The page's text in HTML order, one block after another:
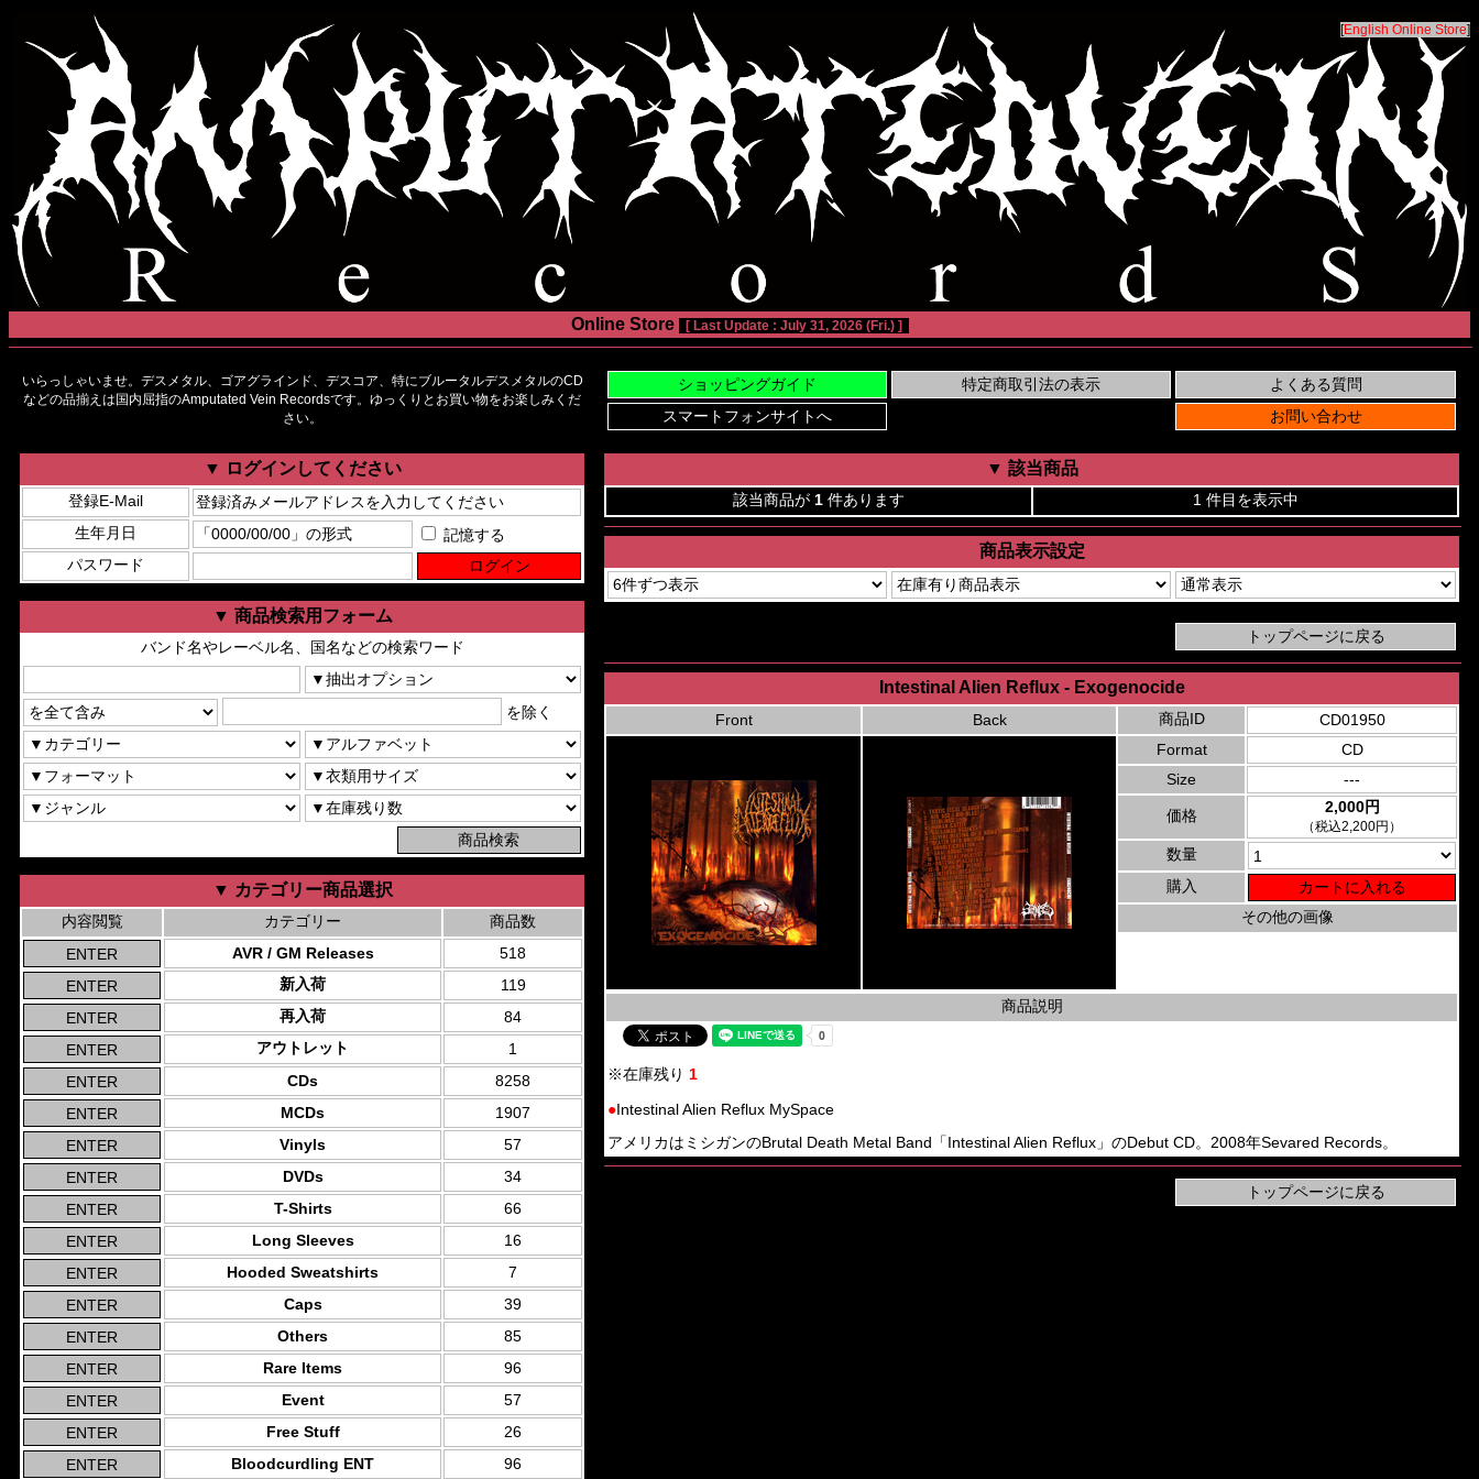
[English Online Store]
Online Store [ Last Update : July 31, 2026 (Fri.) ]
いらっしゃいませ。デスメタル、ゴアグラインド、デスコア、特にブルータルデスメタルのCD
などの品揃えは国内屈指のAmputated Vein Recordsです。ゆっくりとお買い物をお楽しみくだ
さい。
▼ ログインしてください
登録E-Mail
生年月日
記憶する
パスワード
▼ 商品検索用フォーム
バンド名やレーベル名、国名などの検索ワード
を除く
▼ カテゴリー商品選択
内容閲覧 カテゴリー
商品数
AVR / GM Releases
518
新入荷
119
再入荷
84
アウトレット
1
CDs
8258
MCDs
1907
Vinyls
57
DVDs
34
T-Shirts
66
Long Sleeves
16
Hooded Sweatshirts
7
Caps
39
Others
85
Rare Items
96
Event
57
Free Stuff
26
Bloodcurdling ENT
96
▼ 該当商品
該当商品が 1 件あります 1 件目を表示中
商品表示設定
Intestinal Alien Reflux - Exogenocide
Front Back 商品ID
CD01950
Format
CD
Size
---
価格 2,000円
（税込2,200円）
数量
購入
その他の画像
商品説明
※在庫残り 1
●Intestinal Alien Reflux MySpace
アメリカはミシガンのBrutal Death Metal Band「Intestinal Alien Reflux」のDebut CD。2008年Sevared Records。